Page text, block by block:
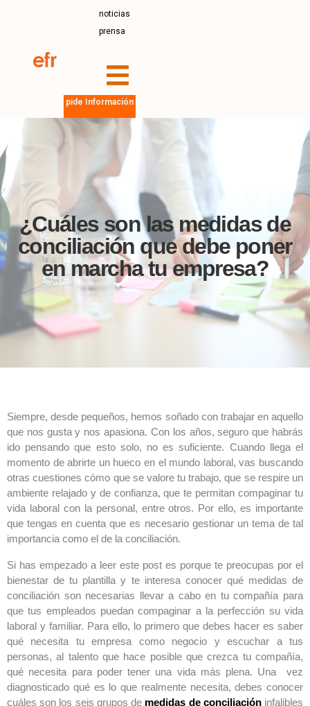
noticias
prensa
pide Información
¿Cuáles son las medidas de
conciliación que debe poner
en marcha tu empresa?
Siempre, desde pequeños, hemos soñado con trabajar en aquello
que nos gusta y nos apasiona. Con los años, seguro que habrás
ido pensando que esto solo, no es suficiente. Cuando llega el
momento de abrirte un hueco en el mundo laboral, vas buscando
otras cuestiones cómo que se valore tu trabajo, que se respire un
ambiente relajado y de confianza, que te permitan compaginar tu
vida laboral con la personal, entre otros. Por ello, es importante
que tengas en cuenta que es necesario gestionar un tema de tal
importancia como el de la conciliación.
Si has empezado a leer este post es porque te preocupas por el
bienestar de tu plantilla y te interesa conocer qué medidas de
conciliación son necesarias llevar a cabo en tu compañía para
que tus empleados puedan compaginar a la perfección su vida
laboral y familiar. Para ello, lo primero que debes hacer es saber
qué necesita tu empresa como negocio y escuchar a tus
personas, al talento que hace posible que crezca tu compañía,
qué necesita para poder tener una vida más plena. Una vez
diagnosticado qué es lo que realmente necesita, debes conocer
cuáles son los seis grupos de medidas de conciliación infalibles